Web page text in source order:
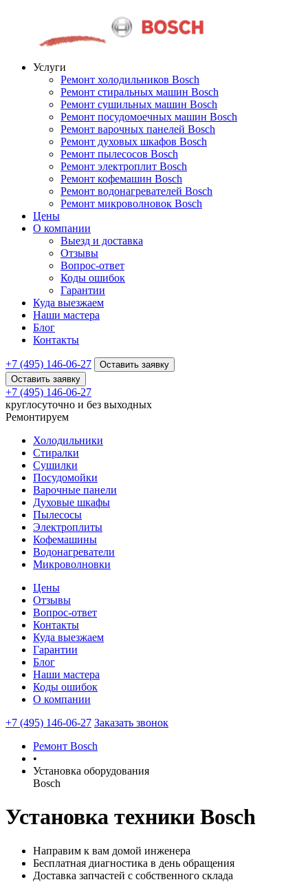
Услуги
Ремонт холодильников Bosch
Ремонт стиральных машин Bosch
Ремонт сушильных машин Bosch
Ремонт посудомоечных машин Bosch
Ремонт варочных панелей Bosch
Ремонт духовых шкафов Bosch
Ремонт пылесосов Bosch
Ремонт электроплит Bosch
Ремонт кофемашин Bosch
Ремонт водонагревателей Bosch
Ремонт микроволновок Bosch
Цены
О компании
Выезд и доставка
Отзывы
Вопрос-ответ
Коды ошибок
Гарантии
Куда выезжаем
Наши мастера
Блог
Контакты
+7 (495) 146-06-27
Оставить заявку
Оставить заявку
+7 (495) 146-06-27
круглосуточно и без выходных
Ремонтируем
Холодильники
Стиралки
Сушилки
Посудомойки
Варочные панели
Духовые шкафы
Пылесосы
Электроплиты
Кофемашины
Водонагреватели
Микроволновки
Цены
Отзывы
Вопрос-ответ
Контакты
Куда выезжаем
Гарантии
Блог
Наши мастера
Коды ошибок
О компании
+7 (495) 146-06-27 Заказать звонок
Ремонт Bosch
•
Установка оборудования
Bosch
Установка техники Bosch
Направим к вам домой инженера
Бесплатная диагностика в день обращения
Доставка запчастей с собственного склада